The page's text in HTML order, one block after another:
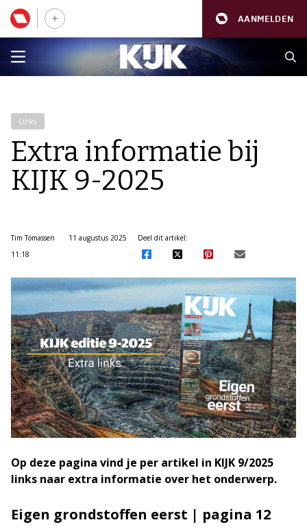
AANMELDEN
Links
Extra informatie bij
KIJK 9-2025
Tim Tomassen
11 augustus 2025
11:18
Deel dit artikel:
Op deze pagina vind je per artikel in KIJK 9/2025
links naar extra informatie over het onderwerp.
Eigen grondstoffen eerst | pagina 12